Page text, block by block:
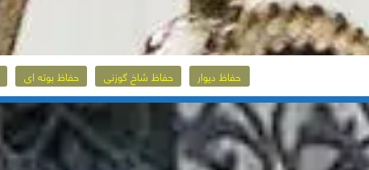
حفاظ دیوار حفاظ شاخ گوزنی حفاظ بوته ای